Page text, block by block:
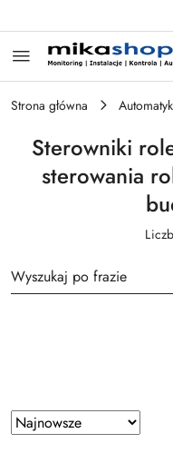
Strona główna
Sterowniki
sterowania
Zastosowano
sortowanie:
Sortuj
według